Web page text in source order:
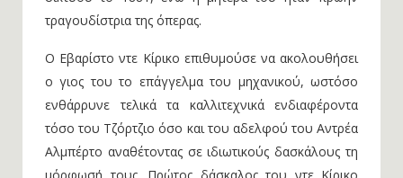
δικτύου το 1881, ενώ η μητέρα του ήταν πρώην
Ο Εβαρίστο ντε Κίρικο επιθυμούσε να ακολουθήσει
ο γιος του το επάγγελμα του μηχανικού, ωστόσο
ενθάρρυνε τελικά τα καλλιτεχνικά ενδιαφέροντα
τόσο του Τζόρτζιο όσο και του αδελφού του Αντρέα
Αλμπέρτο αναθέτοντας σε ιδιωτικούς δασκάλους τη